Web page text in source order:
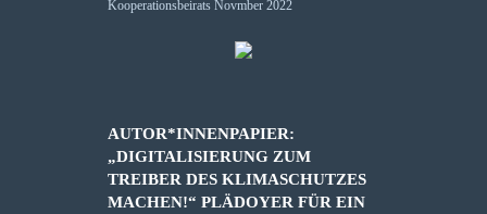
AUTOR*INNENPAPIER:
„DIGITALISIERUNG ZUM
TREIBER DES KLIMASCHUTZES
MACHEN!“ PLÄDOYER FÜR EIN